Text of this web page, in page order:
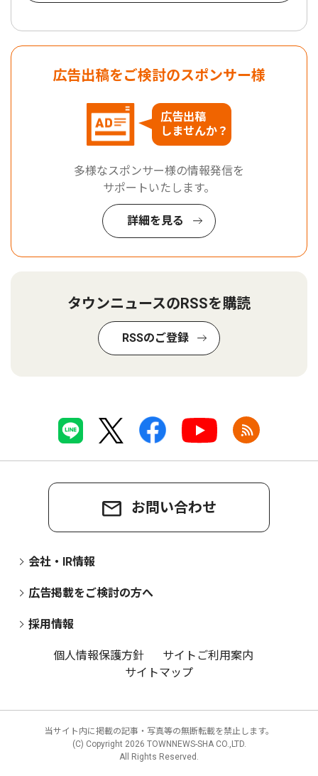
広告出稿をご検討のスポンサー様
広告出稿
しませんか？
多様なスポンサー様の情報発信を
サポートいたします。
詳細を見る
タウンニュースのRSSを購読
RSSのご登録
お問い合わせ
会社・IR情報
広告掲載をご検討の方へ
採用情報
個人情報保護方針
サイトご利用案内
サイトマップ
当サイト内に掲載の記事・写真等の無断転載を禁止します。
(C) Copyright 2026 TOWNNEWS-SHA CO.,LTD.
All Rights Reserved.